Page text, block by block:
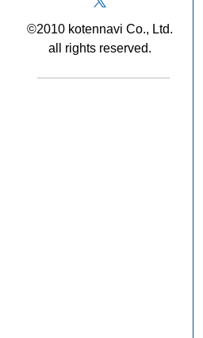
©2010 kotennavi Co., Ltd.
all rights reserved.